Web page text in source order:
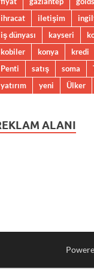
ihracat
iletişim
iş dünyası
kayseri
kobiler
konya kredi
Penti
satış soma
yatırım
yeni Ülker
ALANI